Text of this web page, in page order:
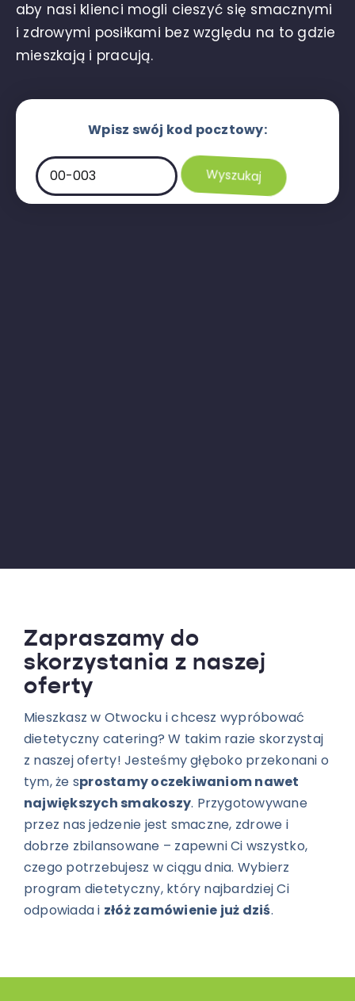
aby nasi klienci mogli cieszyć się smacznymi
i zdrowymi posiłkami bez względu na to gdzie
mieszkają i pracują.
Wpisz swój kod pocztowy:
Zapraszamy do
skorzystania z naszej
oferty
Mieszkasz w Otwocku i chcesz wypróbować
dietetyczny catering? W takim razie skorzystaj
z naszej oferty! Jesteśmy głęboko przekonani o
tym, że sprostamy oczekiwaniom nawet
największych smakoszy. Przygotowywane
przez nas jedzenie jest smaczne, zdrowe i
dobrze zbilansowane – zapewni Ci wszystko,
czego potrzebujesz w ciągu dnia. Wybierz
program dietetyczny, który najbardziej Ci
odpowiada i złóż zamówienie już dziś.